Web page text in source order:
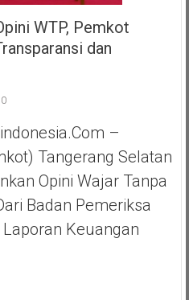
WTP, Pemkot
dan
0
–
Tangerang Selatan
Opini Wajar Tanpa
Badan Pemeriksa
Keuangan